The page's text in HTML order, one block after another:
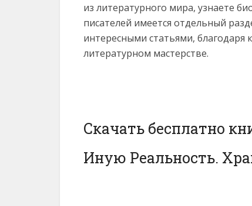
из литературного мира, узнаете
писателей имеется отдельный
интересными статьями,
литературном мастерстве.
Скачать бесплатно
Иную Реальность.